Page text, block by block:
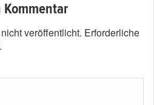
Kommentar
veröffentlicht. Erforderliche